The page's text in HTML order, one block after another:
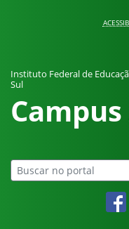
Instituto Federal de
Sul